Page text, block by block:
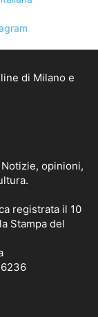
opinioni,
registrata il 10
Stampa del